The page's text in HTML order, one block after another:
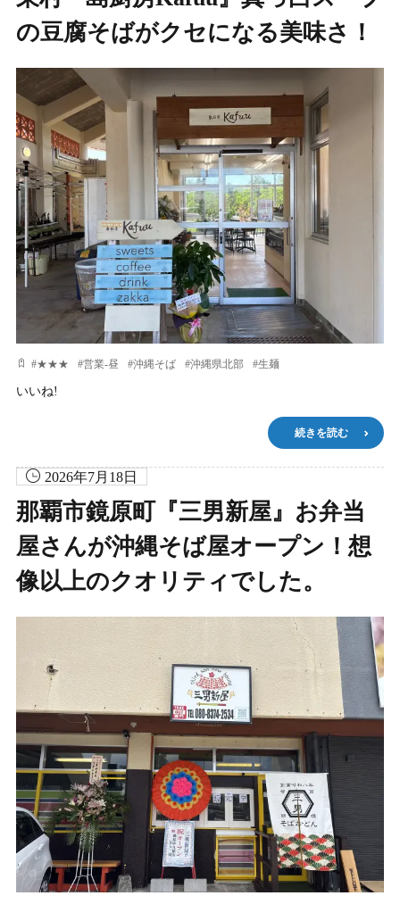
の豆腐そばがクセになる美味さ！
#★★★ #営業-昼 #沖縄そば #沖縄県北部 #生麺
いいね!
続きを読む
2026年7月18日
那覇市鏡原町『三男新屋』お弁当
屋さんが沖縄そば屋オープン！想
像以上のクオリティでした。